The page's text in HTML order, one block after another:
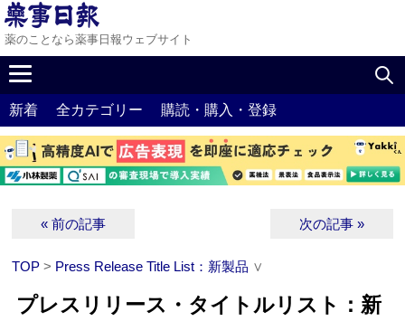
薬のことなら薬事日報ウェブサイト
新着 全カテゴリー 購読・購入・登録
« 前の記事 次の記事 »
TOP > Press Release Title List：新製品 ∨
プレスリリース・タイトルリスト：新